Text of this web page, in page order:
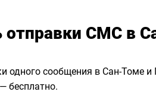
отправки СМС в
одного сообщения в Сан-Томе и
бесплатно.